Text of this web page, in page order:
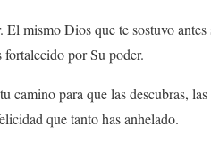
mismo Dios que te sostuvo
fortalecido por Su poder.
camino para que las descubras,
que tanto has anhelado.